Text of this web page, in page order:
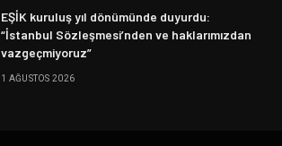
EŞİK kuruluş yıl dönümünde duyurdu:
“İstanbul Sözleşmesi’nden ve haklarımızdan
vazgeçmiyoruz”
1 AĞUSTOS 2026